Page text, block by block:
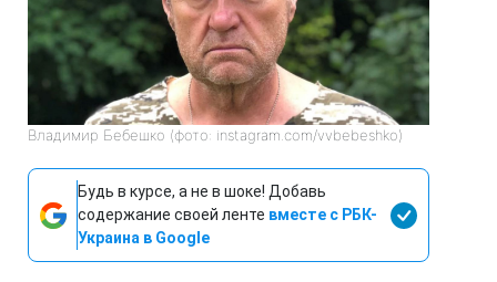
Владимир Бебешко (фото: instagram.com/vvbebeshko)
Будь в курсе, а не в шоке! Добавь
содержание своей ленте вместе с РБК-
Украина в Google